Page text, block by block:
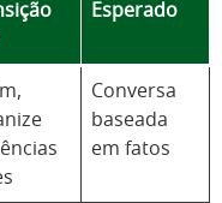
Esperado
Conversa
baseada
em fatos